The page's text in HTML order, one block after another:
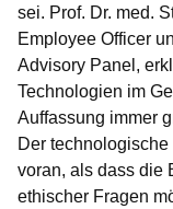
sei. Prof. Dr. med.
Employee Officer
Advisory Panel,
Technologien im
Auffassung immer
Der
voran, als dass die
ethischer Fragen